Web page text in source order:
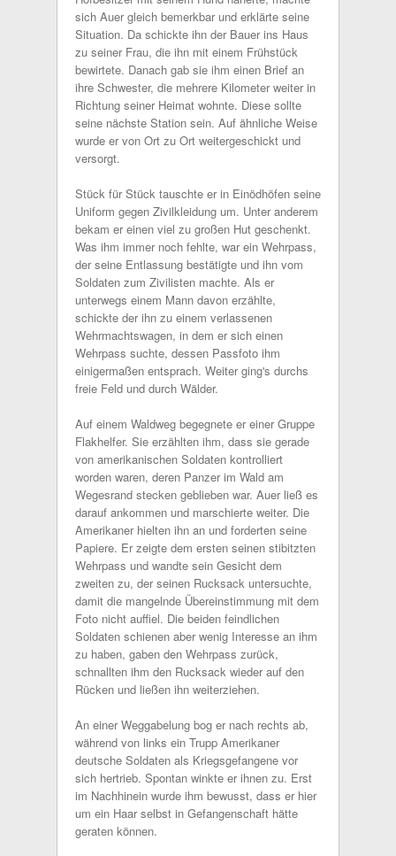
sich Auer gleich bemerkbar und erklärte seine
Situation. Da schickte ihn der Bauer ins Haus
zu seiner Frau, die ihn mit einem Frühstück
bewirtete. Danach gab sie ihm einen Brief an
ihre Schwester, die mehrere Kilometer weiter in
Richtung seiner Heimat wohnte. Diese sollte
seine nächste Station sein. Auf ähnliche Weise
wurde er von Ort zu Ort weitergeschickt und
versorgt.
Stück für Stück tauschte er in Einödhöfen seine
Uniform gegen Zivilkleidung um. Unter anderem
bekam er einen viel zu großen Hut geschenkt.
Was ihm immer noch fehlte, war ein Wehrpass,
der seine Entlassung bestätigte und ihn vom
Soldaten zum Zivilisten machte. Als er
unterwegs einem Mann davon erzählte,
schickte der ihn zu einem verlassenen
Wehrmachtswagen, in dem er sich einen
Wehrpass suchte, dessen Passfoto ihm
einigermaßen entsprach. Weiter ging's durchs
freie Feld und durch Wälder.
Auf einem Waldweg begegnete er einer Gruppe
Flakhelfer. Sie erzählten ihm, dass sie gerade
von amerikanischen Soldaten kontrolliert
worden waren, deren Panzer im Wald am
Wegesrand stecken geblieben war. Auer ließ es
darauf ankommen und marschierte weiter. Die
Amerikaner hielten ihn an und forderten seine
Papiere. Er zeigte dem ersten seinen stibitzten
Wehrpass und wandte sein Gesicht dem
zweiten zu, der seinen Rucksack untersuchte,
damit die mangelnde Übereinstimmung mit dem
Foto nicht auffiel. Die beiden feindlichen
Soldaten schienen aber wenig Interesse an ihm
zu haben, gaben den Wehrpass zurück,
schnallten ihm den Rucksack wieder auf den
Rücken und ließen ihn weiterziehen.
An einer Weggabelung bog er nach rechts ab,
während von links ein Trupp Amerikaner
deutsche Soldaten als Kriegsgefangene vor
sich hertrieb. Spontan winkte er ihnen zu. Erst
im Nachhinein wurde ihm bewusst, dass er hier
um ein Haar selbst in Gefangenschaft hätte
geraten können.